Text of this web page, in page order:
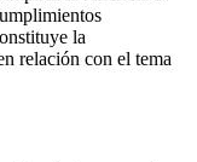
la
relación con el tema